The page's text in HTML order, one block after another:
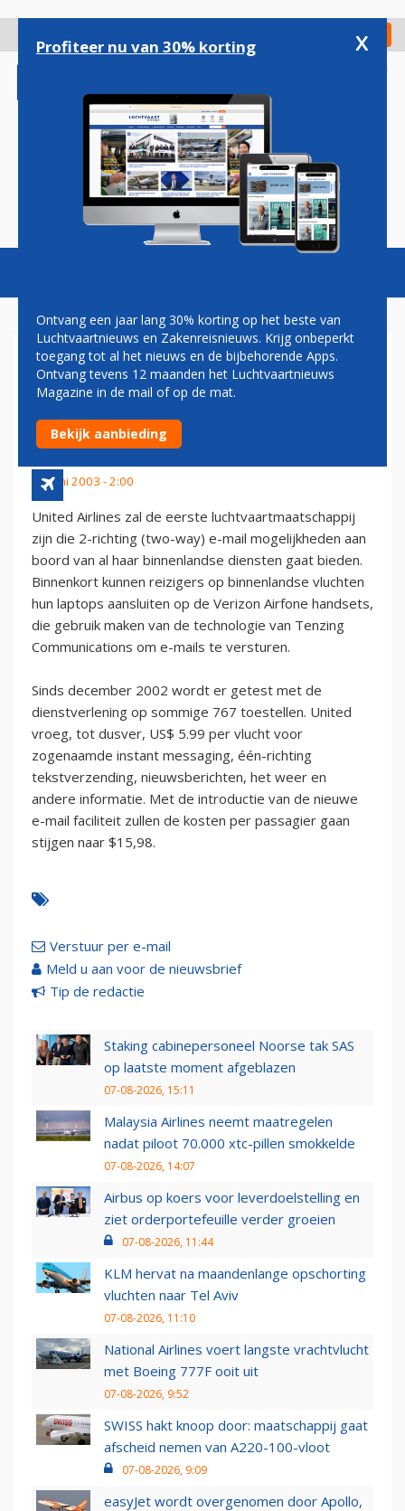
gaan
Check in
Magazine Podcasts Vacatures
UNITED BIEDT ALS EERSTE
MAATSCHAPPIJ 2-RICHTING
E-MAIL AAN BOORD
22 juni 2003 - 2:00
United Airlines zal de eerste luchtvaartmaatschappij
zijn die 2-richting (two-way) e-mail mogelijkheden aan
boord van al haar binnenlandse diensten gaat bieden.
Binnenkort kunnen reizigers op binnenlandse vluchten
hun laptops aansluiten op de Verizon Airfone handsets,
die gebruik maken van de technologie van Tenzing
Communications om e-mails te versturen.
Sinds december 2002 wordt er getest met de
dienstverlening op sommige 767 toestellen. United
vroeg, tot dusver, US$ 5.99 per vlucht voor
zogenaamde instant messaging, één-richting
tekstverzending, nieuwsberichten, het weer en
andere informatie. Met de introductie van de nieuwe
e-mail faciliteit zullen de kosten per passagier gaan
stijgen naar $15,98.
Verstuur per e-mail
Meld u aan voor de nieuwsbrief
Tip de redactie
Staking cabinepersoneel Noorse tak SAS
op laatste moment afgeblazen
07-08-2026, 15:11
Malaysia Airlines neemt maatregelen
nadat piloot 70.000 xtc-pillen smokkelde
07-08-2026, 14:07
Airbus op koers voor leverdoelstelling en
ziet orderportefeuille verder groeien
07-08-2026, 11:44
KLM hervat na maandenlange opschorting
vluchten naar Tel Aviv
07-08-2026, 11:10
National Airlines voert langste vrachtvlucht
met Boeing 777F ooit uit
07-08-2026, 9:52
SWISS hakt knoop door: maatschappij gaat
afscheid nemen van A220-100-vloot
07-08-2026, 9:09
easyJet wordt overgenomen door Apollo,
Profiteer nu van 30% korting x
Ontvang een jaar lang 30% korting op het beste van
Luchtvaartnieuws en Zakenreisnieuws. Krijg onbeperkt
toegang tot al het nieuws en de bijbehorende Apps.
Ontvang tevens 12 maanden het Luchtvaartnieuws
Magazine in de mail of op de mat.
Bekijk aanbieding